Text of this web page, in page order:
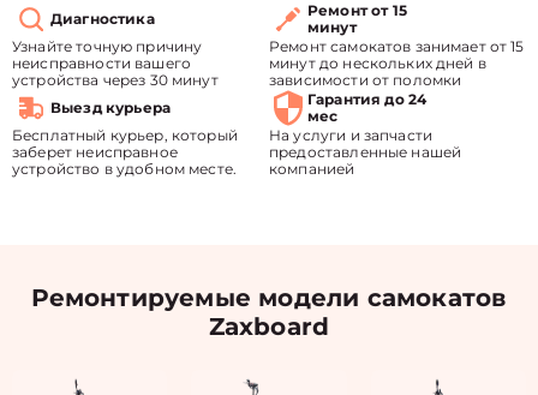
Диагностика
Узнайте точную причину
неисправности вашего
устройства через 30 минут
Ремонт от 15
минут
Ремонт самокатов занимает от 15
минут до нескольких дней в
зависимости от поломки
Выезд курьера
Бесплатный курьер, который
заберет неисправное
устройство в удобном месте.
Гарантия до 24
мес
На услуги и запчасти
предоставленные нашей
компанией
Ремонтируемые модели самокатов
Zaxboard